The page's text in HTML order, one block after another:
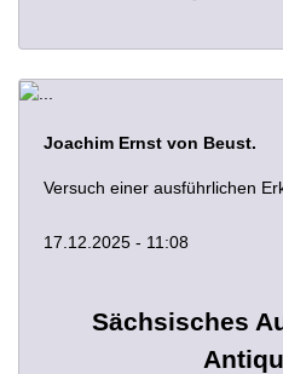
Joachim Ernst von Beust.
17.12.2025 - 11:08
Sächsisches